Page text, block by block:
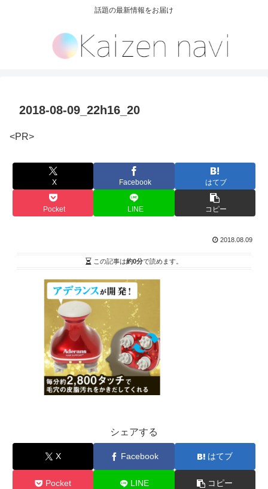
話題の最新情報をお届け
2018-08-09_22h16_20
<PR>
X Facebook はてブ
Pocket LINE コピー
2018.08.09
この記事は約0分で読めます。
シェアする
X Facebook はてブ
Pocket LINE コピー